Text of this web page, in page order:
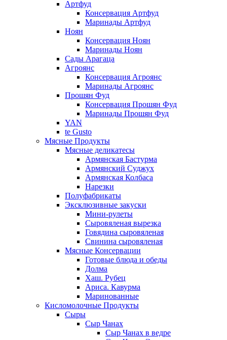
Артфуд
Консервация Артфуд
Маринады Артфуд
Ноян
Консервация Ноян
Маринады Ноян
Сады Арагаца
Агроянс
Консервация Агроянс
Маринады Агроянс
Прошян Фуд
Консервация Прошян Фуд
Маринады Прошян Фуд
YAN
te Gusto
Мясные Продукты
Мясные деликатесы
Армянская Бастурма
Армянский Суджух
Армянская Колбаса
Нарезки
Полуфабрикаты
Эксклюзивные закуски
Мини-рулеты
Сыровяленая вырезка
Говядина сыровяленая
Свинина сыровяленая
Мясные Консервации
Готовые блюда и обеды
Долма
Хаш. Рубец
Ариса. Кавурма
Маринованные
Кисломолочные Продукты
Сыры
Сыр Чанах
Сыр Чанах в ведре